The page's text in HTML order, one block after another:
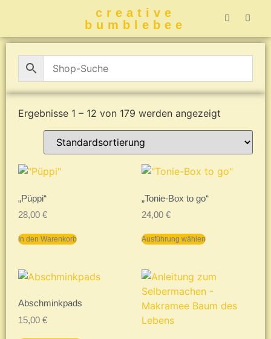
creative
bumblebee
Ergebnisse 1 – 12 von 179 werden angezeigt
„Püppi“
28,00 €
In den Warenkorb
„Tonie-Box to go“
24,00 €
Ausführung wählen
Abschminkpads
15,00 €